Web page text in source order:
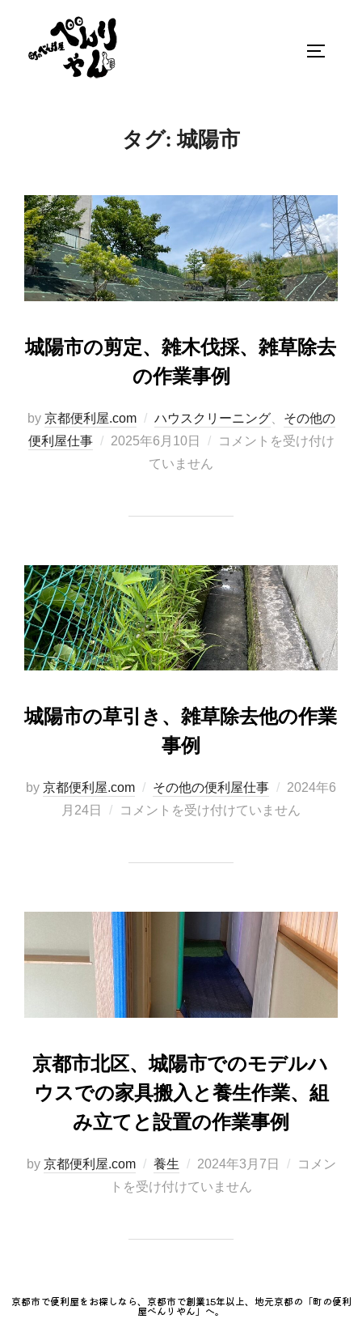
タグ:城陽市
城陽市の剪定、雑木伐採、雑草除去
の作業事例
by 京都便利屋.com ハウスクリーニング、 その他の
便利屋仕事
2025年6月10日
コメントを受け付け
ていません
城陽市の草引き、雑草除去他の作業
事例
by 京都便利屋.com その他の便利屋仕事
2024年6
月24日
コメントを受け付けていません
京都市北区、城陽市でのモデルハ
ウスでの家具搬入と養生作業、組
み立てと設置の作業事例​
by 京都便利屋.com 養生 2024年3月7日
コメン
トを受け付けていません
京都市で便利屋をお探しなら、京都市で創業15年以上、地元京都の「町の便利
屋べんりやん」へ。